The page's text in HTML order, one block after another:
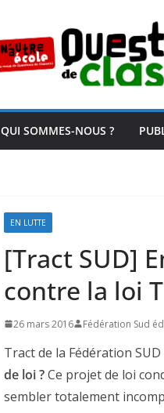
QUI SOMMES-NOUS ?
EN LUTTE
[Tract SUD]
contre la loi
26 mars 2016 Fédération Sud
Tract de la Fédération
de loi ?Ce projet de loi
sembler totalement